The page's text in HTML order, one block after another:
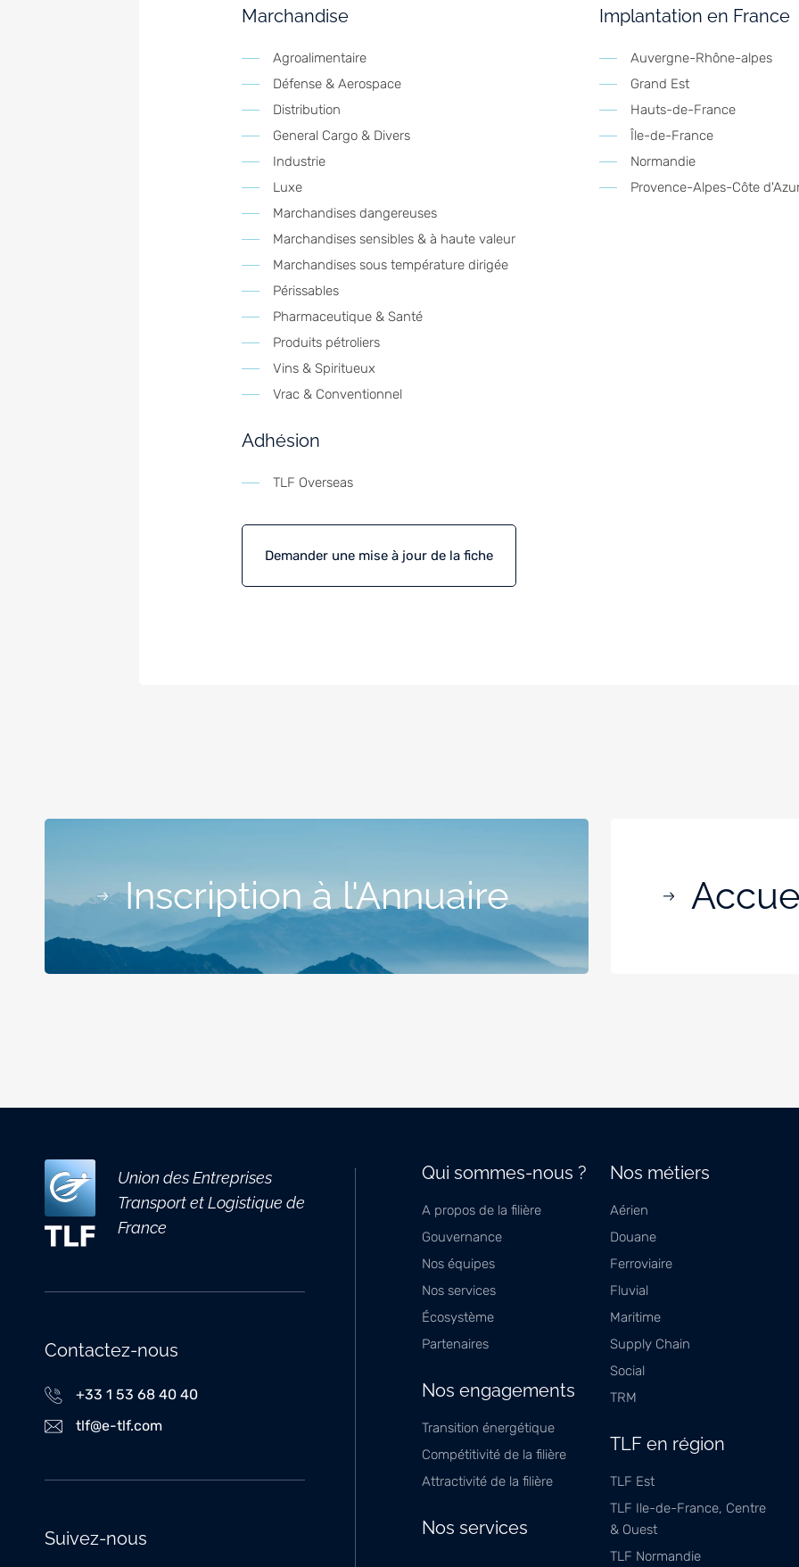
Marchandise
Agroalimentaire
Défense & Aerospace
Distribution
General Cargo & Divers
Industrie
Luxe
Marchandises dangereuses
Marchandises sensibles & à haute valeur
Marchandises sous température dirigée
Périssables
Pharmaceutique & Santé
Produits pétroliers
Vins & Spiritueux
Vrac & Conventionnel
Implantation en France
Auvergne-Rhône-alpes
Grand Est
Hauts-de-France
Île-de-France
Normandie
Provence-Alpes-Côte
Adhésion
TLF Overseas
Demander une mise à jour de la fiche
Inscription à l'Annuaire
Union des Entreprises
Transport et Logistique de
France
Contactez-nous
+33 1 53 68 40 40
tlf@e-tlf.com
Suivez-nous
Qui sommes-nous ?
A propos de la filière
Gouvernance
Nos équipes
Nos services
Écosystème
Partenaires
Nos engagements
Transition énergétique
Compétitivité de la filière
Attractivité de la filière
Nos services
Nos métiers
Aérien
Douane
Ferroviaire
Fluvial
Maritime
Supply Chain
Social
TRM
TLF en région
TLF Est
TLF Ile-de-France, Centre
& Ouest
TLF Normandie